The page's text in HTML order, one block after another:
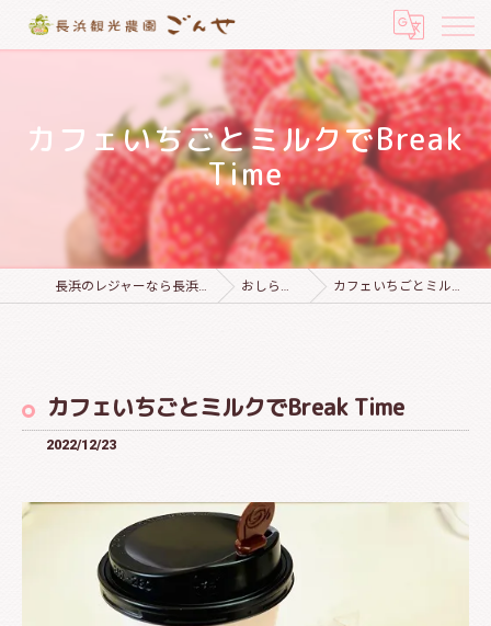
カフェいちごとミルクでBreak
Time
長浜のレジャーなら長浜観光農園 ごんせ おしらせブログ カフェいちごとミルクでBreak Time
カフェいちごとミルクでBreak Time
2022/12/23